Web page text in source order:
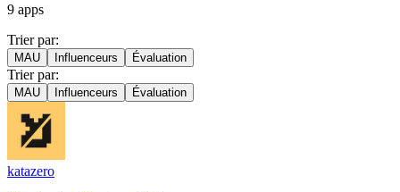
9 apps
Trier par:
MAU Influenceurs Évaluation
Trier par:
MAU Influenceurs Évaluation
katazero